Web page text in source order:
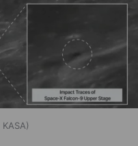
KASA